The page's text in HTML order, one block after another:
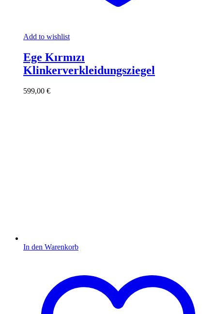
Add to wishlist
Ege Kırmızı
Klinkerverkleidungsziegel
599,00 €
In den Warenkorb